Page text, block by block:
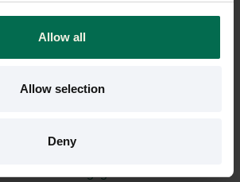
Allow all
Allow selection
Deny
Begagnad